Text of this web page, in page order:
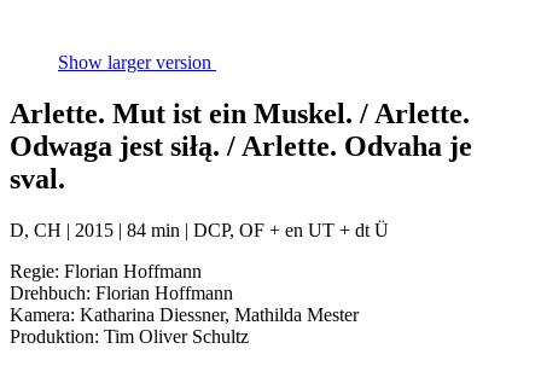
Show larger version
Arlette. Mut ist ein Muskel. / Arlette.
Odwaga jest siłą. / Arlette. Odvaha je
sval.
D, CH | 2015 | 84 min | DCP, OF + en UT + dt Ü
Regie: Florian Hoffmann
Drehbuch: Florian Hoffmann
Kamera: Katharina Diessner, Mathilda Mester
Produktion: Tim Oliver Schultz